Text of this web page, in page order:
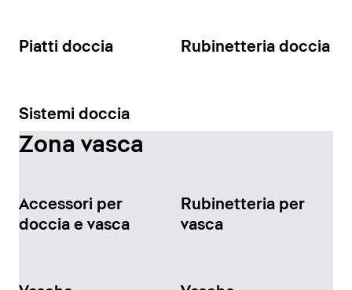
Piatti doccia Rubinetteria doccia
Sistemi doccia
Zona vasca
Accessori per
doccia e vasca
Rubinetteria per
vasca